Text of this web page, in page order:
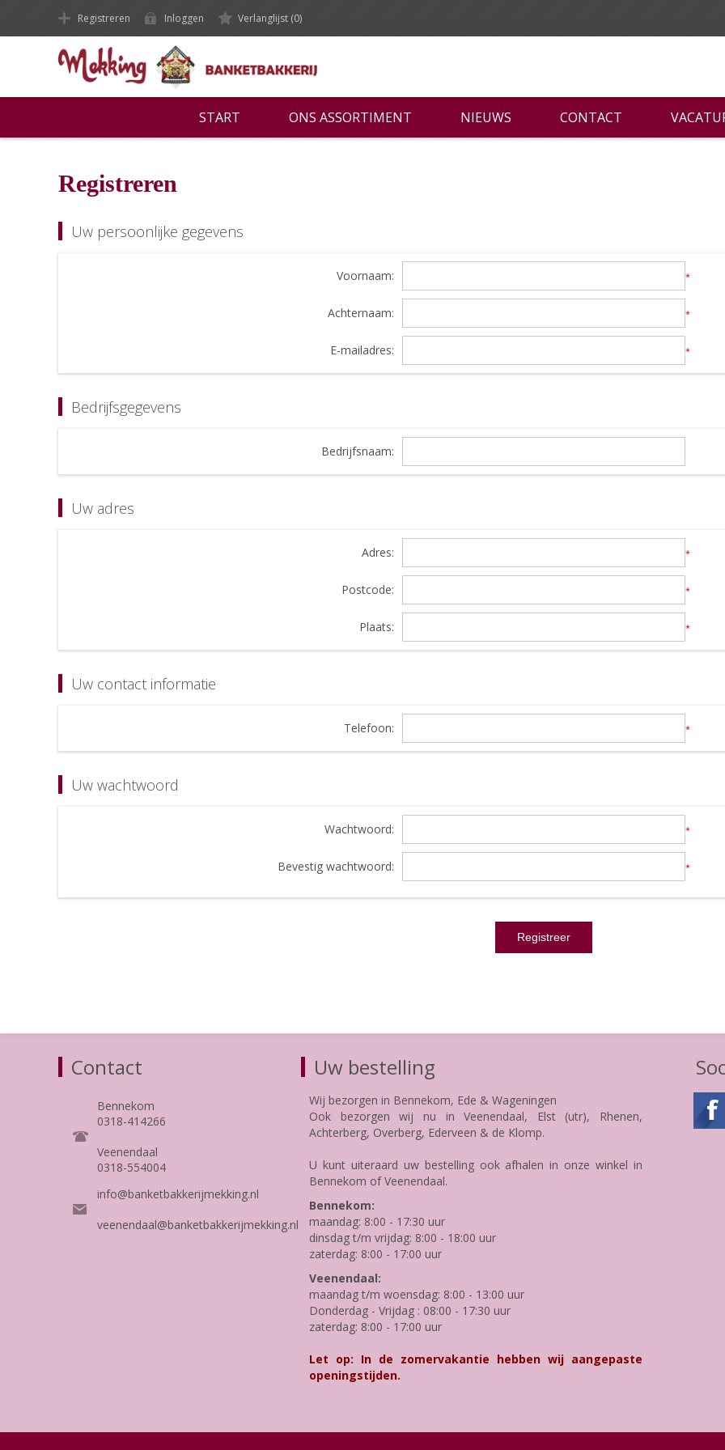
Registreren Inloggen Verlanglijst (0)
START ONS ASSORTIMENT NIEUWS CONTACT
Registreren
Uw persoonlijke gegevens
Voornaam: *
Achternaam: *
E-mailadres: *
Bedrijfsgegevens
Bedrijfsnaam:
Uw adres
Adres: *
Postcode: *
Plaats: *
Uw contact informatie
Telefoon: *
Uw wachtwoord
Wachtwoord: *
Bevestig wachtwoord: *
Contact
Bennekom
0318-414266
Veenendaal
0318-554004
info@banketbakkerijmekking.nl
veenendaal@banketbakkerijmekking.nl
Uw bestelling
Wij bezorgen in Bennekom, Ede & Wageningen
Ook bezorgen wij nu in Veenendaal, Elst (utr), Rhenen,
Achterberg, Overberg, Ederveen & de Klomp.
U kunt uiteraard uw bestelling ook afhalen in onze winkel in
Bennekom of Veenendaal.
Bennekom:
maandag: 8:00 - 17:30 uur
dinsdag t/m vrijdag: 8:00 - 18:00 uur
zaterdag: 8:00 - 17:00 uur
Veenendaal:
maandag t/m woensdag: 8:00 - 13:00 uur
Donderdag - Vrijdag : 08:00 - 17:30 uur
zaterdag: 8:00 - 17:00 uur
Let op: In de zomervakantie hebben wij aangepaste
openingstijden.